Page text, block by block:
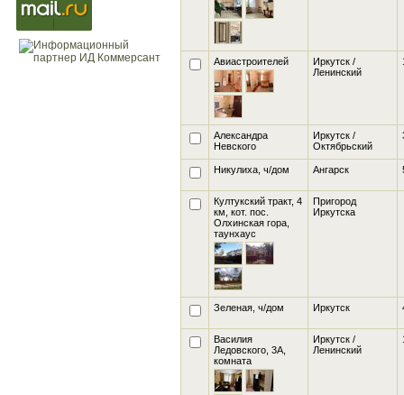
Авиастроителей
Иркутск /
Ленинский
Александра
Невского
Иркутск /
Октябрьский
Никулиха , ч/дом Ангарск
Култукский тракт, 4
км, кот. пос.
Олхинская гора
таунхаус
Пригород
Иркутска
Зеленая , ч/дом Иркутск
Василия
Ледовского, 3А
комната
Иркутск /
Ленинский